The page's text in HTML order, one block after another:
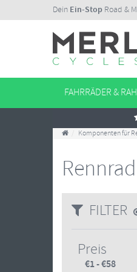
Dein Ein-Stop Road &
FAHRRÄDER &
Komponenten für
FILTER
Preis